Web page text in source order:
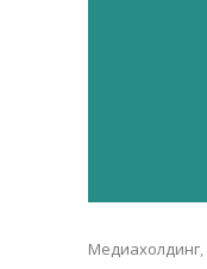
Медиахолдинг,